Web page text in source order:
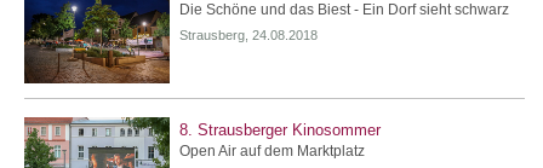
Die Schöne und das Biest - Ein Dorf sieht schwarz
Strausberg, 24.08.2018
8. Strausberger Kinosommer
Open Air auf dem Marktplatz